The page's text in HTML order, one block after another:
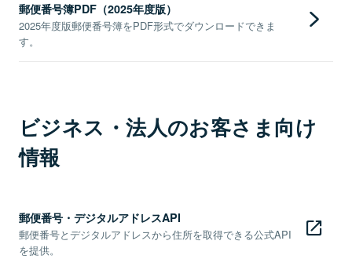
郵便番号簿PDF（2025年度版）
2025年度版郵便番号簿をPDF形式でダウンロードできま
す。
ビジネス・法人のお客さま向け
情報
郵便番号・デジタルアドレスAPI
郵便番号とデジタルアドレスから住所を取得できる公式API
を提供。